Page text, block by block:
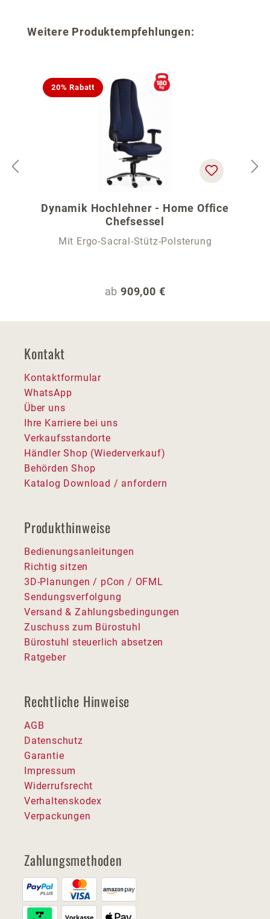
Produktgalerie überspringen
Weitere Produktempfehlungen:
20% Rabatt
Dynamik Hochlehner - Home Office
Chefsessel
Mit Ergo-Sacral-Stütz-Polsterung
Regulärer Preis:
ab 909,00 €
Kontakt
Kontaktformular
WhatsApp
Über uns
Ihre Karriere bei uns
Verkaufsstandorte
Händler Shop (Wiederverkauf)
Behörden Shop
Katalog Download / anfordern
Produkthinweise
Bedienungsanleitungen
Richtig sitzen
3D-Planungen / pCon / OFML
Sendungsverfolgung
Versand & Zahlungsbedingungen
Zuschuss zum Bürostuhl
Bürostuhl steuerlich absetzen
Ratgeber
Rechtliche Hinweise
AGB
Datenschutz
Garantie
Impressum
Widerrufsrecht
Verhaltenskodex
Verpackungen
Zahlungsmethoden